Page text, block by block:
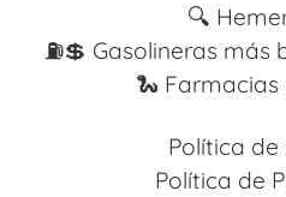
🔍
⛽️💲 Gasolineras
🐍
Política de
Política de